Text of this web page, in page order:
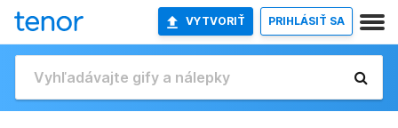
VYTVORIŤ PRIHLÁSIŤ SA